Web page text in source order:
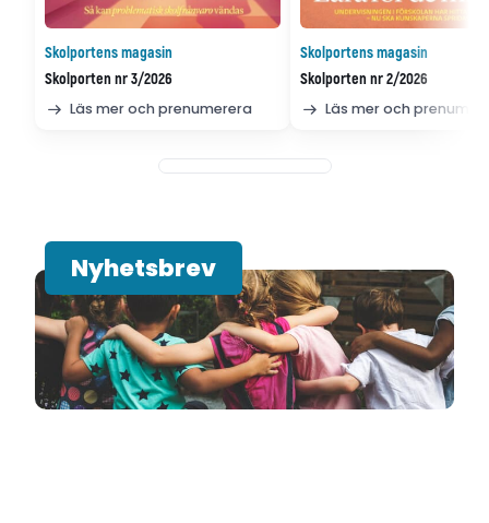
Skolportens magasin
Skolporten nr 3/2026
Läs mer och prenumerera
Skolportens magasin
Skolporten nr 2/2026
Läs mer och
Nyhetsbrev